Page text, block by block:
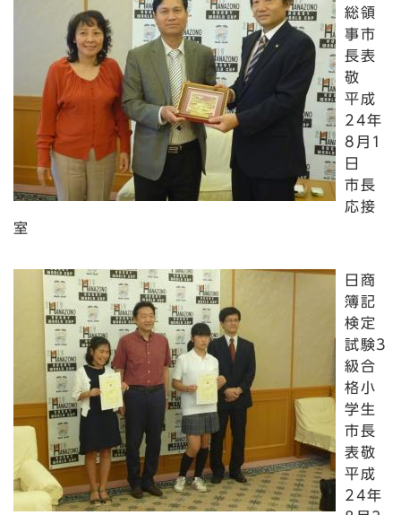
総領
事市
長表
敬
平成
24年
8月1
日
市長
応接
室
日商
簿記
検定
試験3
級合
格小
学生
市長
表敬
平成
24年